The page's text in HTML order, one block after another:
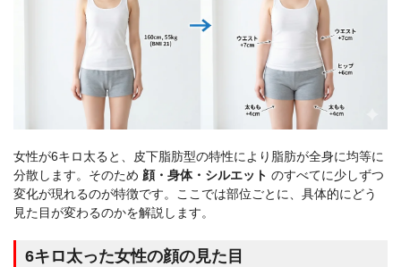
女性が6キロ太ると、皮下脂肪型の特性により脂肪が全身に均等に
分散します。そのため 顔・身体・シルエット のすべてに少しずつ
変化が現れるのが特徴です。ここでは部位ごとに、具体的にどう
見た目が変わるのかを解説します。
6キロ太った女性の顔の見た目